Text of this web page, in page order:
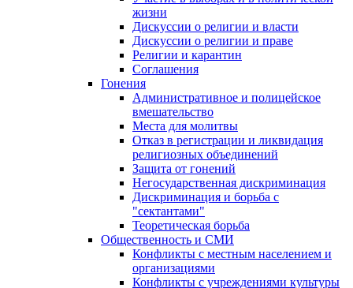
жизни
Дискуссии о религии и власти
Дискуссии о религии и праве
Религии и карантин
Соглашения
Гонения
Административное и полицейское
вмешательство
Места для молитвы
Отказ в регистрации и ликвидация
религиозных объединений
Защита от гонений
Негосударственная дискриминация
Дискриминация и борьба с
"сектантами"
Теоретическая борьба
Общественность и СМИ
Конфликты с местным населением и
организациями
Конфликты с учреждениями культуры